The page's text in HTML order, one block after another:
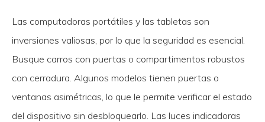
Las computadoras portátiles y las tabletas son
inversiones valiosas, por lo que la seguridad es esencial.
Busque carros con puertas o compartimentos robustos
con cerradura. Algunos modelos tienen puertas o
ventanas asimétricas, lo que le permite verificar el estado
del dispositivo sin desbloquearlo. Las luces indicadoras